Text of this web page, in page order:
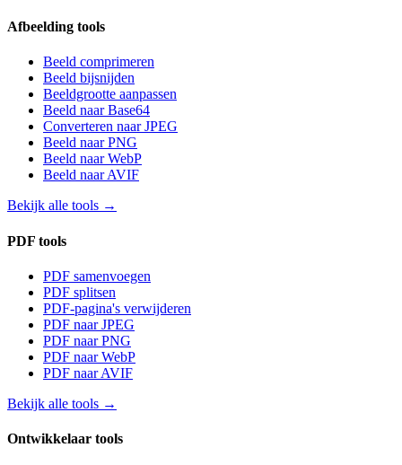
Afbeelding tools
Beeld comprimeren
Beeld bijsnijden
Beeldgrootte aanpassen
Beeld naar Base64
Converteren naar JPEG
Beeld naar PNG
Beeld naar WebP
Beeld naar AVIF
Bekijk alle tools →
PDF tools
PDF samenvoegen
PDF splitsen
PDF-pagina's verwijderen
PDF naar JPEG
PDF naar PNG
PDF naar WebP
PDF naar AVIF
Bekijk alle tools →
Ontwikkelaar tools